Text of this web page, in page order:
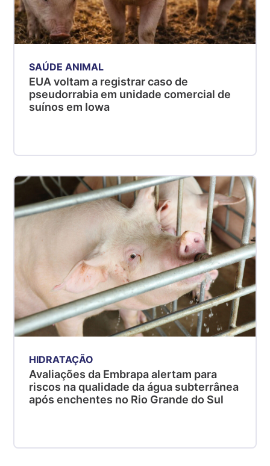
SAÚDE ANIMAL
EUA voltam a registrar caso de
pseudorrabia em unidade comercial de
suínos em Iowa
HIDRATAÇÃO
Avaliações da Embrapa alertam para
riscos na qualidade da água subterrânea
após enchentes no Rio Grande do Sul